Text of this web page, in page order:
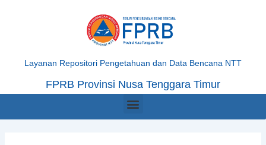
Layanan Repositori Pengetahuan dan Data Bencana NTT
FPRB Provinsi Nusa Tenggara Timur
Menu